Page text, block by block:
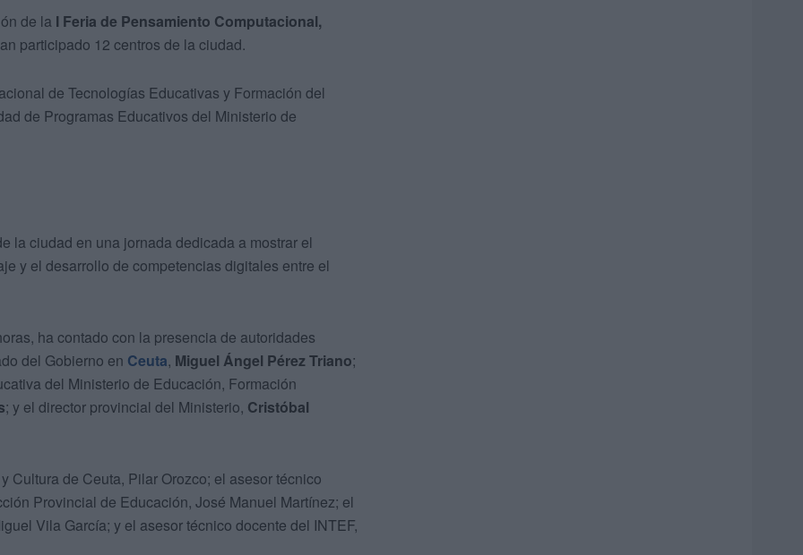
de la I Feria de Pensamiento Computacional,
participado 12 centros de la ciudad.
de Tecnologías Educativas y Formación del
de Programas Educativos del Ministerio de
la ciudad en una jornada dedicada a mostrar el
y el desarrollo de competencias digitales entre el
ha contado con la presencia de autoridades
del Gobierno en Ceuta, Miguel Ángel Pérez Triano;
del Ministerio de Educación, Formación
; y el director provincial del Ministerio, Cristóbal
Cultura de Ceuta, Pilar Orozco; el asesor técnico
Provincial de Educación, José Manuel Martínez; el
Vila García; y el asesor técnico docente del INTEF,